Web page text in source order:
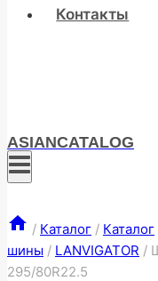
Контакты
ASIANCATALOG
/ Каталог / Каталог
шины / LANVIGATOR /
295/80R22.5